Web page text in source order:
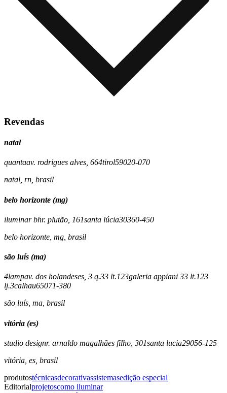
Revendas
natal
quantaav. rodrigues alves, 664tirol59020-070
natal, rn, brasil
belo horizonte (mg)
iluminar bhr. plutão, 161santa lúcia30360-450
belo horizonte mg brasil
são luís (ma)
4lampav. dos holandeses, 3 q.33 lt.123galeria appiani 33 lt.123
lj.3calhau65071-380
são luís, ma, brasil
vitória (es)
studio designr. arnaldo magalhães filho, 301santa lucia29056-125
vitória es brasil
produtostécnicasdecorativassistemasedição especial
Editorialprojetoscomo iluminar